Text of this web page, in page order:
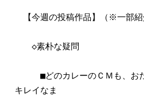
【今週の投稿作品】（※一部紹
◇素朴な疑問
■どのカレーのＣＭも、おた
キレイなま